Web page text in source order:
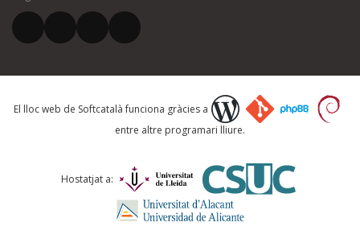
El vostre correu electrònic *
Què proposeu?
Comentari *
El lloc web de Softcatalà funciona gràcies a
entre altre programari lliure.
Hostatjat a: